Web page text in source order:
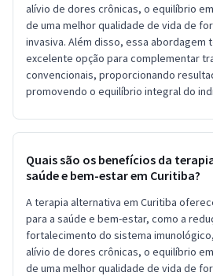
alívio de dores crônicas, o equilíbrio
de uma melhor qualidade de vida de
invasiva. Além disso, essa abordagem
excelente opção para complementar
convencionais, proporcionando
promovendo o equilíbrio integral do
Quais são os benefícios da
saúde e bem-estar em Curitiba?
A terapia alternativa em Curitiba
para a saúde e bem-estar, como a
fortalecimento do sistema
alívio de dores crônicas, o equilíbrio
de uma melhor qualidade de vida de